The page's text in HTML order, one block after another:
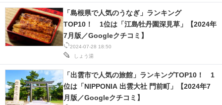
2024-07-28 18:50
しょう湯
「島根県で人気のうなぎ」ランキング
TOP10！ 1位は「江島牡丹園深見草」【2024年
7月版／Googleクチコミ】
「出雲市で人気の旅館」ランキングTOP10！ 1
位は「NIPPONIA 出雲大社 門前町」【2024年7
月版／Googleクチコミ】